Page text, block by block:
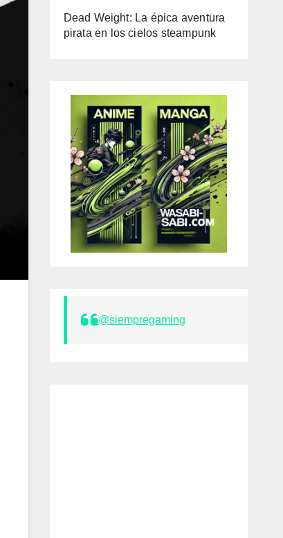
Dead Weight: La épica aventura
pirata en los cielos steampunk
@siempregaming